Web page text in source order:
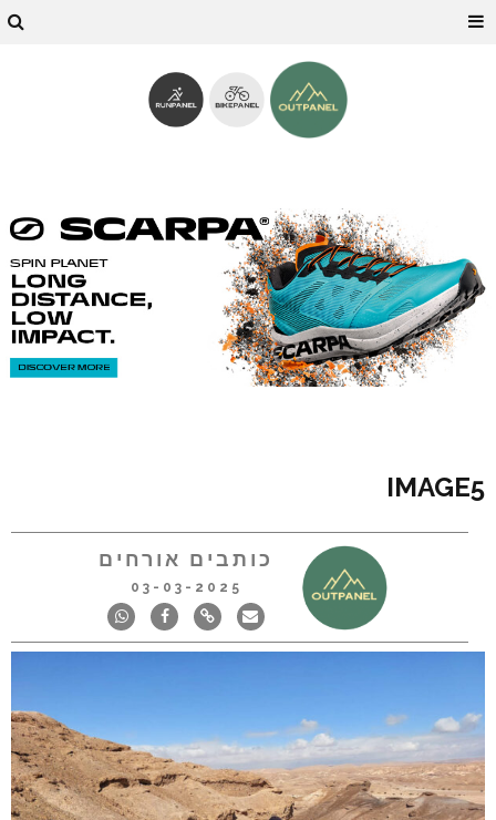
IMAGE5
כותבים אורחים
03-03-2025